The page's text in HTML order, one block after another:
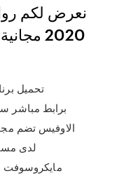
نعرض لكم
2020
الاوفيس تضم
لدى